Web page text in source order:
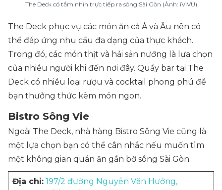
The Deck có tầm nhìn trực tiếp ra sông Sài Gòn (Ảnh: iVIVU)
The Deck phục vụ các món ăn cả Á và Âu nên có
thể đáp ứng nhu cầu đa dạng của thực khách.
Trong đó, các món thịt và hải sản nướng là lựa chọn
của nhiều người khi đến nơi đây. Quầy bar tại The
Deck có nhiều loại rượu và cocktail phong phú để
bạn thưởng thức kèm món ngon.
Bistro Sông Vie
Ngoài The Deck, nhà hàng Bistro Sông Vie cũng là
một lựa chọn bạn có thể cân nhắc nếu muốn tìm
một không gian quán ăn gần bờ sông Sài Gòn.
Địa chỉ: 197/2 đường Nguyễn Văn Hưởng,